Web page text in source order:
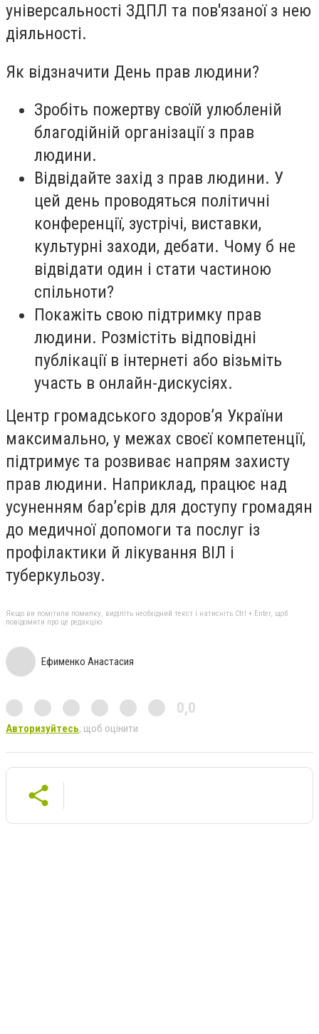
універсальності ЗДПЛ та пов'язаної з нею
діяльності.
Як відзначити День прав людини?
Зробіть пожертву своїй улюбленій
благодійній організації з прав
людини.
Відвідайте захід з прав людини. У
цей день проводяться політичні
конференції, зустрічі, виставки,
культурні заходи, дебати. Чому б не
відвідати один і стати частиною
спільноти?
Покажіть свою підтримку прав
людини. Розмістіть відповідні
публікації в інтернеті або візьміть
участь в онлайн-дискусіях.
Центр громадського здоров’я України
максимально, у межах своєї компетенції,
підтримує та розвиває напрям захисту
прав людини. Наприклад, працює над
усуненням бар’єрів для доступу громадян
до медичної допомоги та послуг із
профілактики й лікування ВІЛ і
туберкульозу.
Якщо ви помітили помилку, виділіть необхідний текст і натисніть Ctrl + Enter, щоб
повідомити про це редакцію
Ефименко Анастасия
0,0
Авторизуйтесь, щоб оцінити